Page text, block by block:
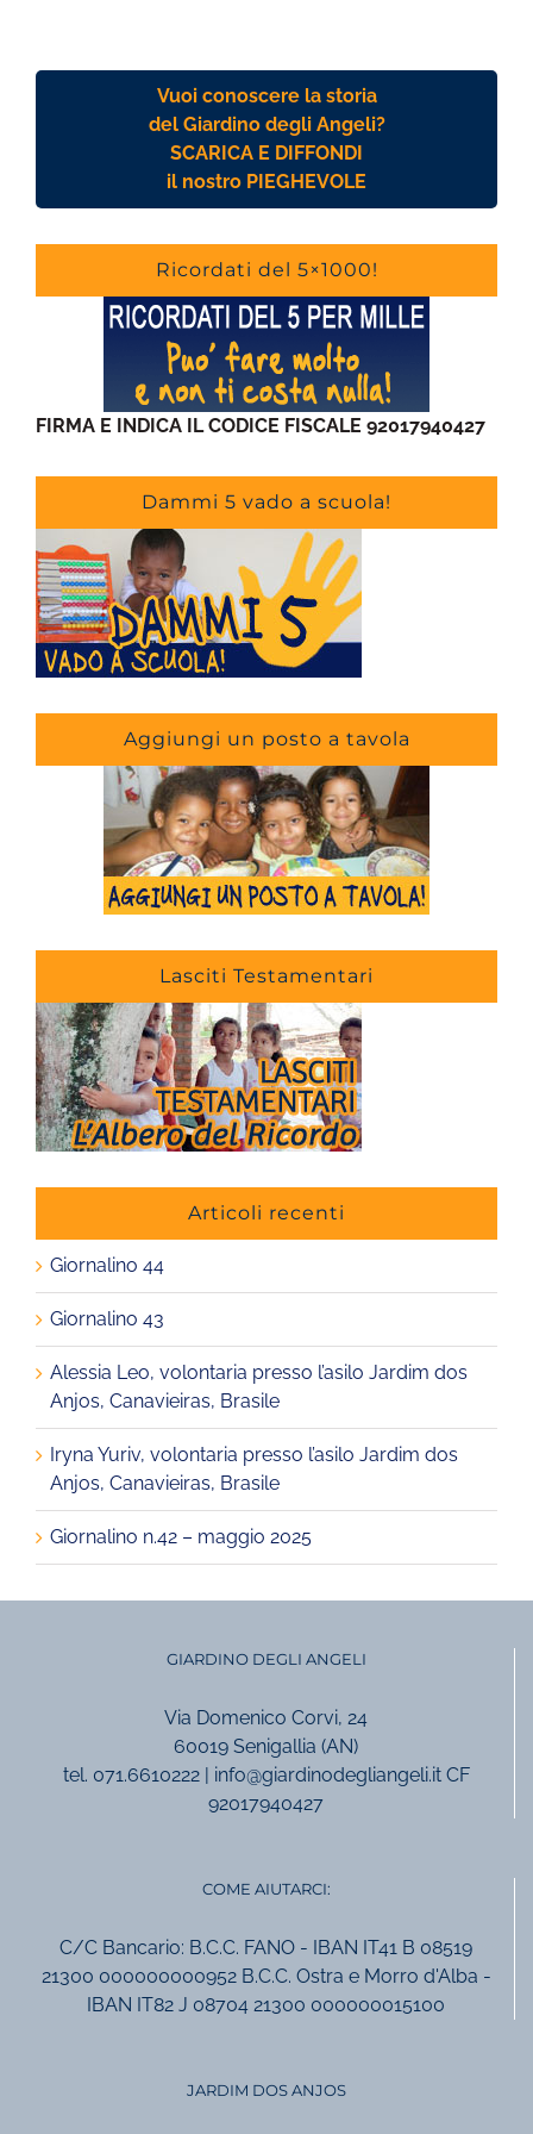
Vuoi conoscere la storia
del Giardino degli Angeli?
SCARICA E DIFFONDI
il nostro PIEGHEVOLE
Ricordati del 5×1000!
FIRMA E INDICA IL CODICE FISCALE 92017940427
Dammi 5 vado a scuola!
Aggiungi un posto a tavola
Lasciti Testamentari
Articoli recenti
Giornalino 44
Giornalino 43
Alessia Leo, volontaria presso l’asilo Jardim dos
Anjos, Canavieiras, Brasile
Iryna Yuriv, volontaria presso l’asilo Jardim dos
Anjos, Canavieiras, Brasile
Giornalino n.42 – maggio 2025
GIARDINO DEGLI ANGELI
Via Domenico Corvi, 24
60019 Senigallia (AN)
tel. 071.6610222 | info@giardinodegliangeli.it CF
92017940427
COME AIUTARCI:
C/C Bancario: B.C.C. FANO - IBAN IT41 B 08519
21300 000000000952 B.C.C. Ostra e Morro d'Alba -
IBAN IT82 J 08704 21300 000000015100
JARDIM DOS ANJOS